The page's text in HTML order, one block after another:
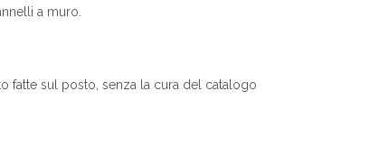
a muro.
fatte sul posto, senza la cura del catalogo